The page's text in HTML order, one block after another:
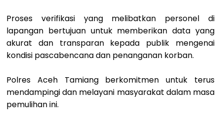
Proses verifikasi yang melibatkan personel di
lapangan bertujuan untuk memberikan data yang
akurat dan transparan kepada publik mengenai
kondisi pascabencana dan penanganan korban.
Polres Aceh Tamiang berkomitmen untuk terus
mendampingi dan melayani masyarakat dalam masa
pemulihan ini.